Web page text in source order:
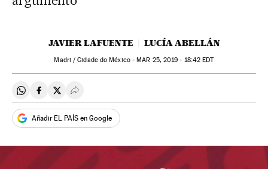
JAVIER LAFUENTE LUCÍA ABELLÁN
Madri / Cidade do México -MAR 25, 2019 - 18:42 EDT
Compartir en Whatsapp
Compartir en Facebook
Compartir en Twitter
Desplegar Redes Sociales
Añadir EL PAÍS en Google